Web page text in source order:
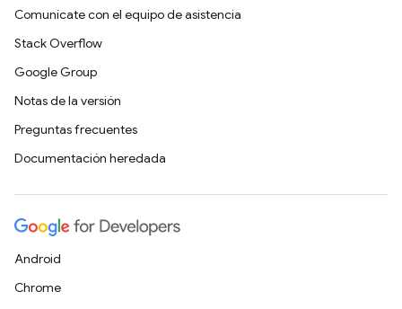
Comunícate con el equipo de asistencia
Stack Overflow
Google Group
Notas de la versión
Preguntas frecuentes
Documentación heredada
Android
Chrome